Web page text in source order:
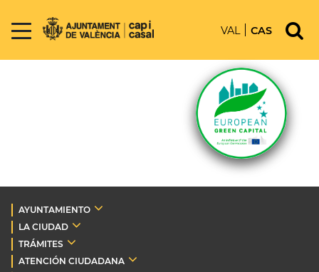
VAL CAS
AYUNTAMIENTO
LA CIUDAD
TRÁMITES
ATENCIÓN CIUDADANA